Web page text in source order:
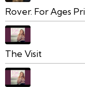
Rover. For Ages
The Visit